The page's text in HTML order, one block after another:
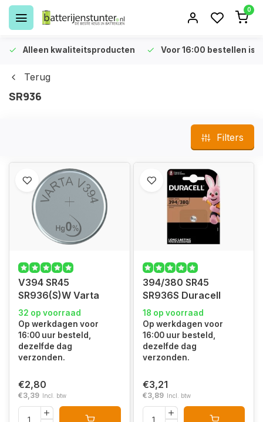
0
Alleen kwaliteitsproducten Voor 16:00 bestellen is
Terug
SR936
Filters
V394 SR45
SR936(S)W Varta
32 op voorraad
Op werkdagen voor
16:00 uur besteld,
dezelfde dag
verzonden.
€2,80
€3,39 Incl. btw
394/380 SR45
SR936S Duracell
18 op voorraad
Op werkdagen voor
16:00 uur besteld,
dezelfde dag
verzonden.
€3,21
€3,89 Incl. btw